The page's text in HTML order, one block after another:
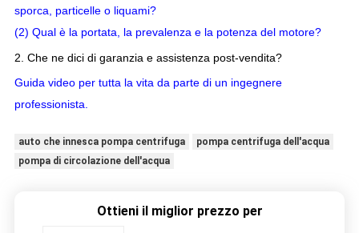
sporca, particelle o liquami?
(2) Qual è la portata, la prevalenza e la potenza del motore?
2. Che ne dici di garanzia e assistenza post-vendita?
Guida video per tutta la vita da parte di un ingegnere
professionista.
auto che innesca pompa centrifuga
pompa centrifuga dell'acqua
pompa di circolazione dell'acqua
Ottieni il miglior prezzo per